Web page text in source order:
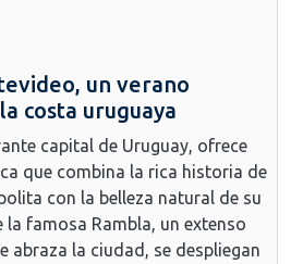
un verano
costa uruguaya
capital de Uruguay, ofrece
que combina la rica historia de
con la belleza natural de su
la famosa Rambla, un extenso
abraza la ciudad, se despliegan